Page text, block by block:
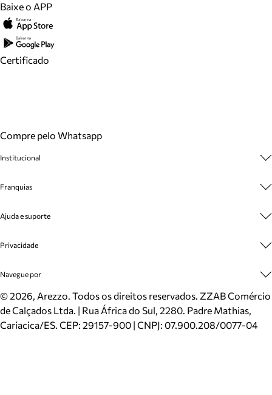
Baixe o APP
Certificado
Compre pelo Whatsapp
Institucional
Cashback
Venda Corporativa
Mapa do Site
Inverno
Mundo Arezzo
Franquias
Plano de Negócio
Ajuda e suporte
Cadastro
Meus Pedidos
Trocas e Devoluções
Cartão Presente
Localizador de lojas
Privacidade
Politica e Privacidade
Navegue por
Sapatos
Bolsas
Scarpins
©2026, Arezzo. Todos os direitos reservados. ZZAB Comércio
de Calçados Ltda. | Rua África do Sul, 2280. Padre Mathias,
Cariacica/ES. CEP: 29157-900 | CNPJ: 07.900.208/0077-04